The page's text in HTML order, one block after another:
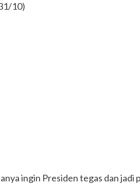
10)
ingin Presiden tegas dan